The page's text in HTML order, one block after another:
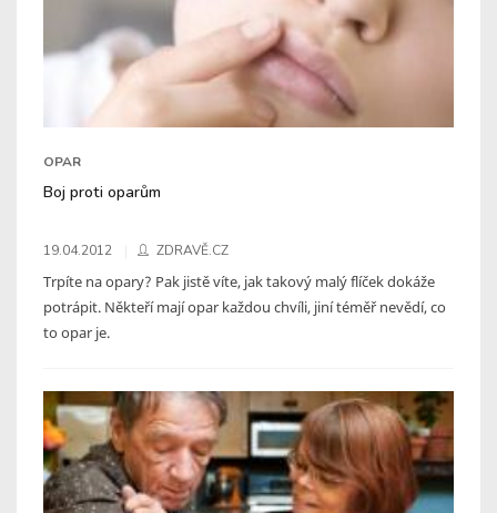
OPAR
Boj proti oparům
19.04.2012 ZDRAVĚ.CZ
Trpíte na opary? Pak jistě víte, jak takový malý flíček dokáže
potrápit. Někteří mají opar každou chvíli, jiní téměř nevědí, co
to opar je.